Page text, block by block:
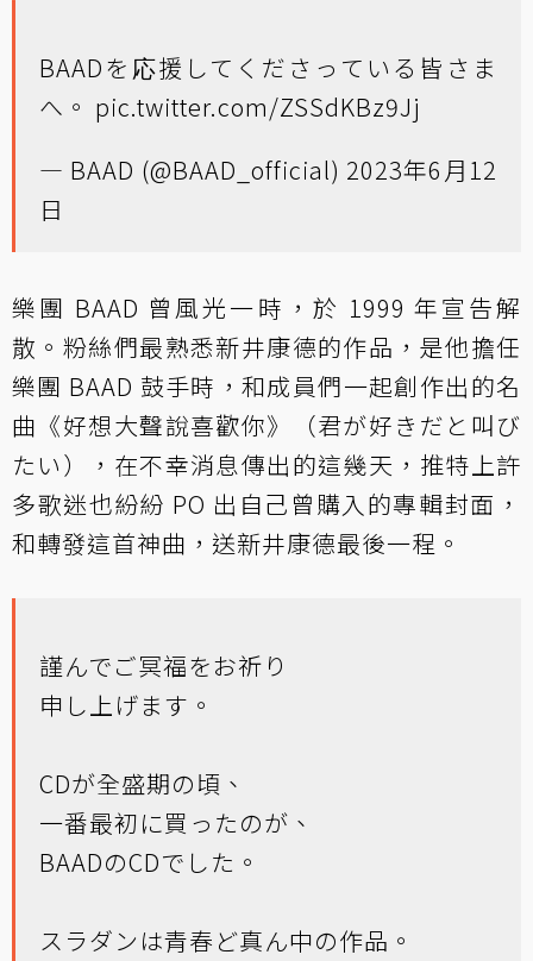
BAADを応援してくださっている皆さま
へ。 pic.twitter.com/ZSSdKBz9Jj
— BAAD (@BAAD_official) 2023年6月12
日
樂團 BAAD 曾風光一時，於 1999 年宣告解
散。粉絲們最熟悉新井康德的作品，是他擔任
樂團 BAAD 鼓手時，和成員們一起創作出的名
曲《好想大聲說喜歡你》（君が好きだと叫び
たい），在不幸消息傳出的這幾天，推特上許
多歌迷也紛紛 PO 出自己曾購入的專輯封面，
和轉發這首神曲，送新井康德最後一程。
謹んでご冥福をお祈り
申し上げます。
CDが全盛期の頃、
一番最初に買ったのが、
BAADのCDでした。
スラダンは青春ど真ん中の作品。